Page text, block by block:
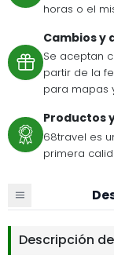
horas o el
Cambios y
Se aceptan
partir de la
para mapas
Productos
68travel es
primera
Descripción